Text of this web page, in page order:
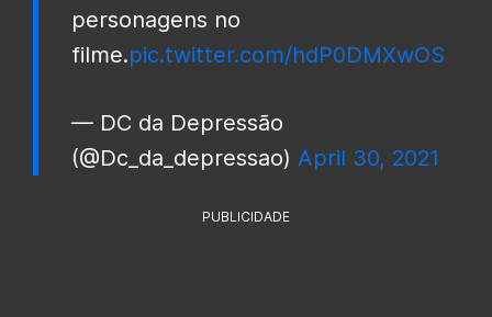
personagens no
filme.pic.twitter.com/hdP0DMXwOS
— DC da Depressão
(@Dc_da_depressao) April 30, 2021
PUBLICIDADE